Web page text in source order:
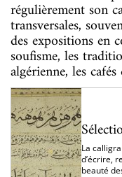
régulièrement son
transversales,
des expositions en
soufisme, les
algérienne, les
La
d’écrire,
beauté